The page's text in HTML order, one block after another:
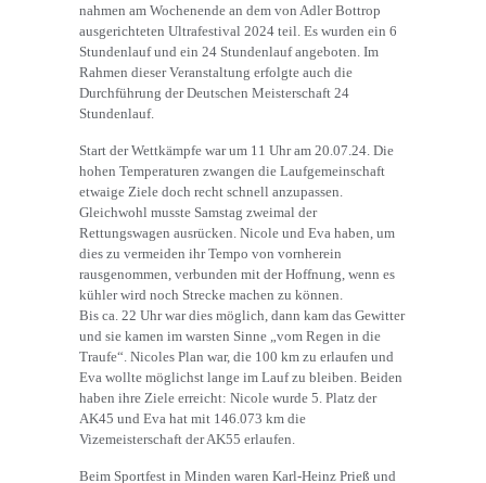
nahmen am Wochenende an dem von Adler Bottrop
ausgerichteten Ultrafestival 2024 teil. Es wurden ein 6
Stundenlauf und ein 24 Stundenlauf angeboten. Im
Rahmen dieser Veranstaltung erfolgte auch die
Durchführung der Deutschen Meisterschaft 24
Stundenlauf.
Start der Wettkämpfe war um 11 Uhr am 20.07.24. Die
hohen Temperaturen zwangen die Laufgemeinschaft
etwaige Ziele doch recht schnell anzupassen.
Gleichwohl musste Samstag zweimal der
Rettungswagen ausrücken. Nicole und Eva haben, um
dies zu vermeiden ihr Tempo von vornherein
rausgenommen, verbunden mit der Hoffnung, wenn es
kühler wird noch Strecke machen zu können.
Bis ca. 22 Uhr war dies möglich, dann kam das Gewitter
und sie kamen im warsten Sinne „vom Regen in die
Traufe“. Nicoles Plan war, die 100 km zu erlaufen und
Eva wollte möglichst lange im Lauf zu bleiben. Beiden
haben ihre Ziele erreicht: Nicole wurde 5. Platz der
AK45 und Eva hat mit 146.073 km die
Vizemeisterschaft der AK55 erlaufen.
Beim Sportfest in Minden waren Karl-Heinz Prieß und